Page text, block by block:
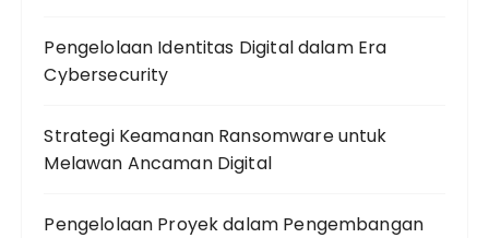
Pengelolaan Identitas Digital dalam Era
Cybersecurity
Strategi Keamanan Ransomware untuk
Melawan Ancaman Digital
Pengelolaan Proyek dalam Pengembangan